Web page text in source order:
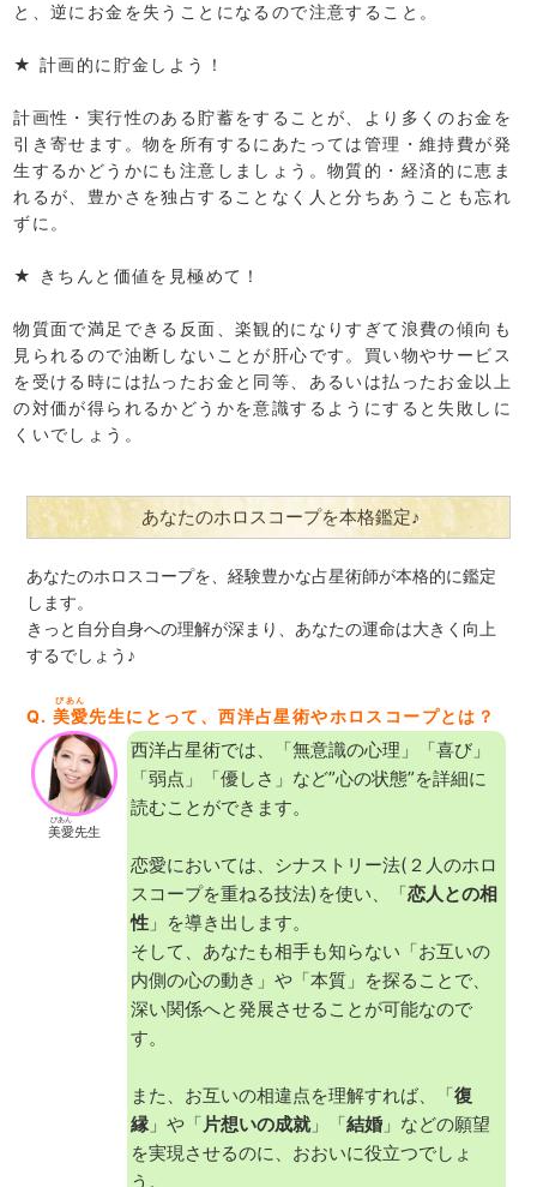
と、逆にお金を失うことになるので注意すること。
★ 計画的に貯金しよう！
計画性・実行性のある貯蓄をすることが、より多くのお金を
引き寄せます。物を所有するにあたっては管理・維持費が発
生するかどうかにも注意しましょう。物質的・経済的に恵ま
れるが、豊かさを独占することなく人と分ちあうことも忘れ
ずに。
★ きちんと価値を見極めて！
物質面で満足できる反面、楽観的になりすぎて浪費の傾向も
見られるので油断しないことが肝心です。買い物やサービス
を受ける時には払ったお金と同等、あるいは払ったお金以上
の対価が得られるかどうかを意識するようにすると失敗しに
くいでしょう。
あなたのホロスコープを本格鑑定♪
あなたのホロスコープを、経験豊かな占星術師が本格的に鑑定
します。
きっと自分自身への理解が深まり、あなたの運命は大きく向上
するでしょう♪
Q. 美愛
びあん
先生にとって、西洋占星術やホロスコープとは？
美愛
びあん
先生
西洋占星術では、「無意識の心理」「喜び」
「弱点」「優しさ」など”心の状態”を詳細に
読むことができます。
恋愛においては、シナストリー法(２人のホロ
スコープを重ねる技法)を使い、「恋人との相
性 」を導き出します。
そして、あなたも相手も知らない「お互いの
内側の心の動き」や「本質」を探ることで、
深い関係へと発展させることが可能なので
す。
また、お互いの相違点を理解すれば、「復
縁」や「片想いの成就」「結婚 」などの願望
を実現させるのに、おおいに役立つでしょ
う。